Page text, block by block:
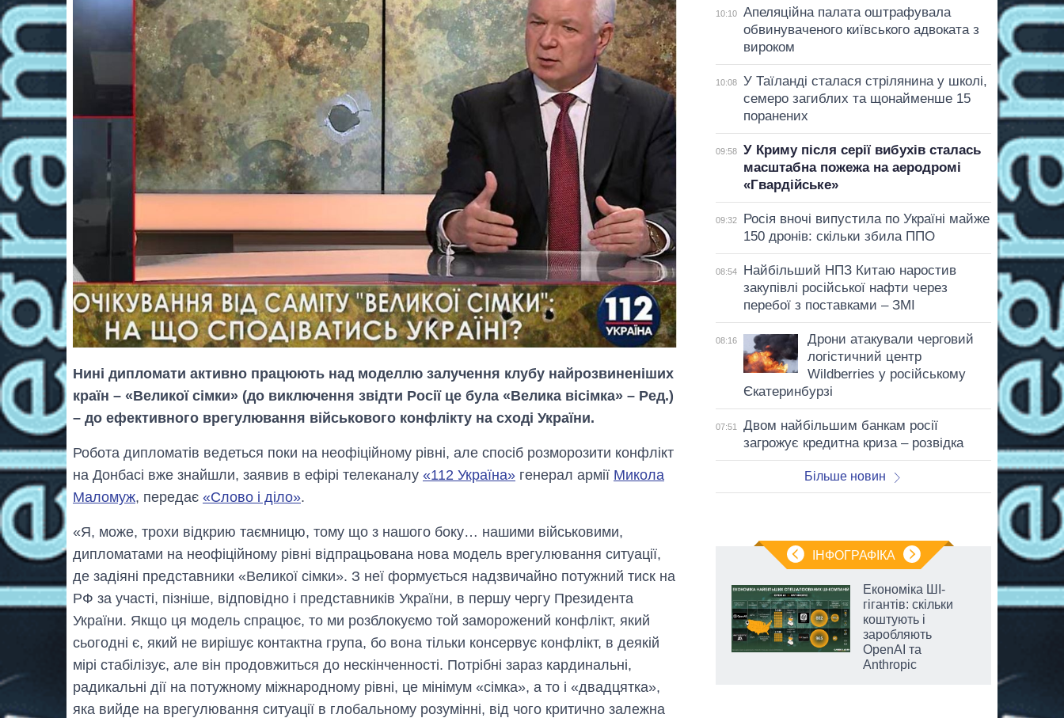
Нині дипломати активно працюють над моделлю залучення клубу найрозвиненіших
країн – «Великої сімки» (до виключення звідти Росії це була «Велика вісімка» – Ред.)
– до ефективного врегулювання військового конфлікту на сході України.
Робота дипломатів ведеться поки на неофіційному рівні, але спосіб розморозити конфлікт
на Донбасі вже знайшли, заявив в ефірі телеканалу «112 Україна» генерал армії Микола
Маломуж, передає «Слово і діло».
«Я, може, трохи відкрию таємницю, тому що з нашого боку… нашими військовими,
дипломатами на неофіційному рівні відпрацьована нова модель врегулювання ситуації,
де задіяні представники «Великої сімки». З неї формується надзвичайно потужний тиск на
РФ за участі, пізніше, відповідно і представників України, в першу чергу Президента
України. Якщо ця модель спрацює, то ми розблокуємо той заморожений конфлікт, який
сьогодні є, який не вирішує контактна група, бо вона тільки консервує конфлікт, в деякій
мірі стабілізує, але він продовжиться до нескінченності. Потрібні зараз кардинальні,
радикальні дії на потужному міжнародному рівні, це мінімум «сімка», а то і «двадцятка»,
яка вийде на врегулювання ситуації в глобальному розумінні, від чого критично залежна
10:10
Апеляційна палата оштрафувала
обвинуваченого київського адвоката з
вироком
10:08
У Таїланді сталася стрілянина у школі,
семеро загиблих та щонайменше 15
поранених
09:58
У Криму після серії вибухів сталась
масштабна пожежа на аеродромі
«Гвардійське»
09:32
Росія вночі випустила по Україні майже
150 дронів: скільки збила ППО
08:54
Найбільший НПЗ Китаю наростив
закупівлі російської нафти через
перебої з поставками – ЗМІ
08:16
Дрони атакували черговий
логістичний центр
Wildberries у російському
Єкатеринбурзі
07:51
Двом найбільшим банкам росії
загрожує кредитна криза – розвідка
Більше новин
ІНФОГРАФІКА
бюджет
Міністерства
оборони за 13
років війни з
росією
Економіка ШІ-
гігантів: скільки
коштують і
заробляють
OpenAI та
Anthropic